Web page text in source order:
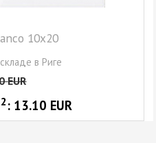
10x20
в Риге
EUR
2 : 13.10 EUR